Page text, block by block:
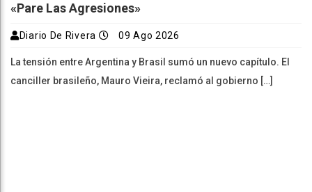
«Pare Las Agresiones»
Diario De Rivera 09 Ago 2026
La tensión entre Argentina y Brasil sumó un nuevo capítulo. El
canciller brasileño, Mauro Vieira, reclamó al gobierno […]